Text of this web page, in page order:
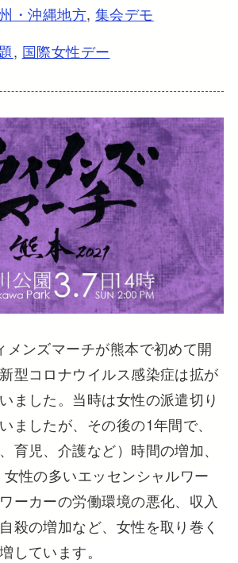
・沖縄地方, 集会デモ
, 国際女性デー
ンズマーチが熊本で初めて開
型コロナウイルス感染症は拡が
ました。当時は女性の派遣切り
ましたが、その後の1年間で、
育児、介護など）時間の増加、
性の多いエッセンシャルワー
ーカーの労働環境の悪化、収入
殺の増加など、女性を取り巻く
しています。